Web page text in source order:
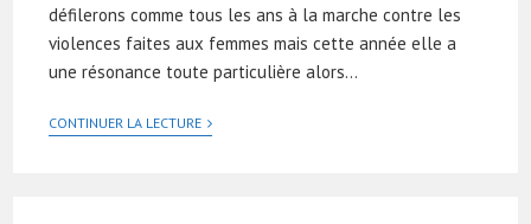
défilerons comme tous les ans à la marche contre les
violences faites aux femmes mais cette année elle a
une résonance toute particulière alors…
CONTINUER LA LECTURE